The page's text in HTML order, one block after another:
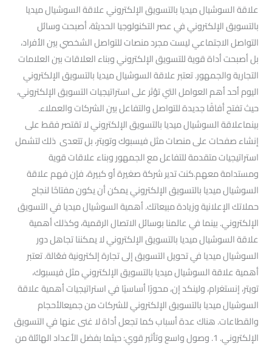
علاقة السوشيال ميديا بالتسويق الإلكتروني علاقة السوشيال ميديا
بالتسويق الإلكتروني في عصر التكنولوجيا الحديثة، أصبحت وسائل
التواصل الاجتماعي ليست مجرد منصات للتواصل الشخصي بين الأفراد،
بل أصبحت أداة قوية للتسويق الإلكتروني وبناء العلاقات بين العلامات
التجارية والجمهور. تعتبر علاقة السوشيال ميديا بالتسويق الإلكتروني
اليوم أحد أهم العوامل التي تؤثر على استراتيجيات التسويق الإلكتروني،
حيث تفتح أفاقًا جديدة للتواصل والتفاعل بين الشركات والعملاء.
بينماعلاقة السوشيال ميديا بالتسويق الإلكتروني لا تقتصر فقط على
إنشاء صفحات على منصات مثل فيسبوك وتويتر، بل تتعدى ذلك لتشمل
استراتيجيات متقدمة للتفاعل مع الجمهور وبناء علاقات قوية
ومستدامة معهم.كنت تدير شركة صغيرة أو كبيرة، فإن فهم علاقة
السوشيال ميديا بالتسويق الإلكتروني يمكن أن يكون مفتاحًا لنجاح
حملاتك الإعلانية وزيادة مبيعاتك. أهمية السوشيال ميديا في التسويق
الإلكتروني. بينما في عالمنا بوسائل الاتصال الرقمية، وكذلك أهمية
علاقة السوشيال ميديا بالتسويق الإلكتروني لا يمكننا تجاهل دور
السوشيال ميديا في تحويل التسويق إلى تجارة إلكترونية فعّالة. تعتبر
أهمية علاقة السوشيال ميديا بالتسويق الإلكتروني مثل فيسبوك،
تويتر، إنستغرام، ولينكد إن، محورًا أساسيًا في استراتيجيات أهمية علاقة
السوشيال ميديا بالتسويق الإلكتروني للشركات من جميعالأحجام
والقطاعات. هناك عدة أسباب كما تجعل أداة لا غنى عنها في التسويق
الإلكتروني. 1. وصول واسع وتأثير قوي: حيثما بفضل الأعداد الهائلة من